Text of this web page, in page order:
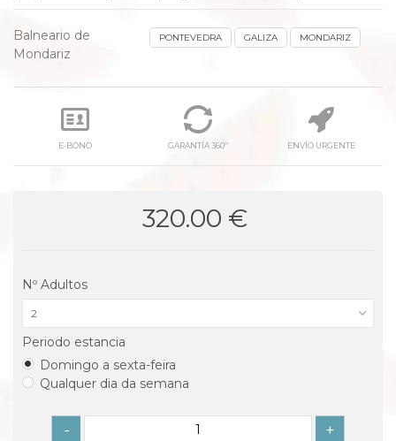
Balneario de
Mondariz
PONTEVEDRA GALIZA MONDARIZ
E-BONO GARANTÍA 360º ENVÍO URGENTE
320.00 €
Nº Adultos
2
Periodo estancia
Domingo a sexta-feira
Qualquer dia da semana
- +